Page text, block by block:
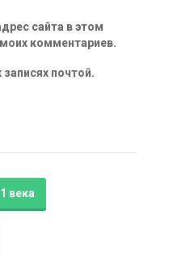
сайта в этом
комментариев.
почтой.
века